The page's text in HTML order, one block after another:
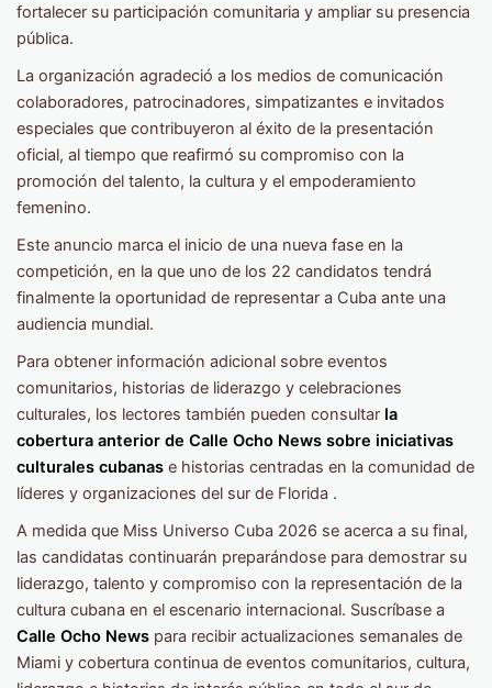
fortalecer su participación comunitaria y ampliar su presencia
pública.
La organización agradeció a los medios de comunicación
colaboradores, patrocinadores, simpatizantes e invitados
especiales que contribuyeron al éxito de la presentación
oficial, al tiempo que reafirmó su compromiso con la
promoción del talento, la cultura y el empoderamiento
femenino.
Este anuncio marca el inicio de una nueva fase en la
competición, en la que uno de los 22 candidatos tendrá
finalmente la oportunidad de representar a Cuba ante una
audiencia mundial.
Para obtener información adicional sobre eventos
comunitarios, historias de liderazgo y celebraciones
culturales, los lectores también pueden consultar la
cobertura anterior de Calle Ocho News sobre iniciativas
culturales cubanas e historias centradas en la comunidad de
líderes y organizaciones del sur de Florida .
A medida que Miss Universo Cuba 2026 se acerca a su final,
las candidatas continuarán preparándose para demostrar su
liderazgo, talento y compromiso con la representación de la
cultura cubana en el escenario internacional. Suscríbase a
Calle Ocho News para recibir actualizaciones semanales de
Miami y cobertura continua de eventos comunitarios, cultura,